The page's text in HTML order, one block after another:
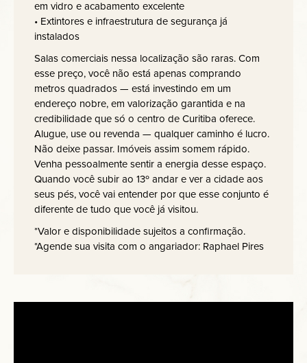
em vidro e acabamento excelente
• Extintores e infraestrutura de segurança já
instalados
Salas comerciais nessa localização são raras. Com
esse preço, você não está apenas comprando
metros quadrados — está investindo em um
endereço nobre, em valorização garantida e na
credibilidade que só o centro de Curitiba oferece.
Alugue, use ou revenda — qualquer caminho é lucro.
Não deixe passar. Imóveis assim somem rápido.
Venha pessoalmente sentir a energia desse espaço.
Quando você subir ao 13º andar e ver a cidade aos
seus pés, você vai entender por que esse conjunto é
diferente de tudo que você já visitou.
*Valor e disponibilidade sujeitos a confirmação.
*Agende sua visita com o angariador: Raphael Pires